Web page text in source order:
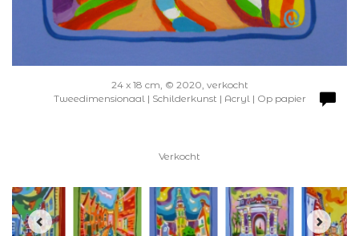
24 x 18 cm, © 2020, verkocht
Tweedimensionaal | Schilderkunst | Acryl | Op papier
Verkocht